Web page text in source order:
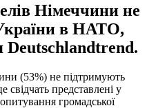
Німеччини не
в НАТО,
Deutschlandtrend.
(53%) не підтримують
представлені у
громадської